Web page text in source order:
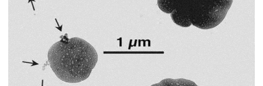
zeekleigebieden
niet
altijd
duidelijk